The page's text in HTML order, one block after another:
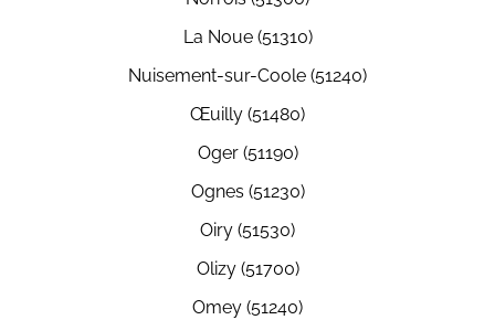
La Noue (51310)
Nuisement-sur-Coole (51240)
Œuilly (51480)
Oger (51190)
Ognes (51230)
Oiry (51530)
Olizy (51700)
Omey (51240)